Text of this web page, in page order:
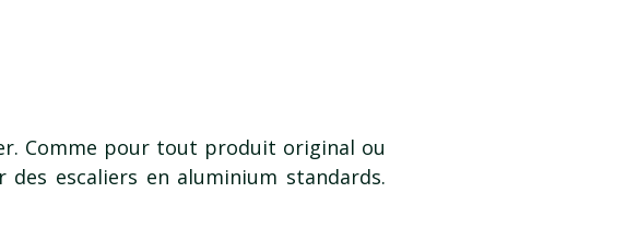
Comme pour tout produit original ou
escaliers en aluminium standards.